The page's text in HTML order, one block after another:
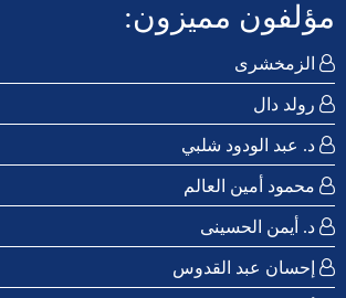
مؤلفون مميزون:
الزمخشرى
رولد دال
د. عبد الودود شلبي
محمود أمين العالم
د. أيمن الحسينى
إحسان عبد القدوس